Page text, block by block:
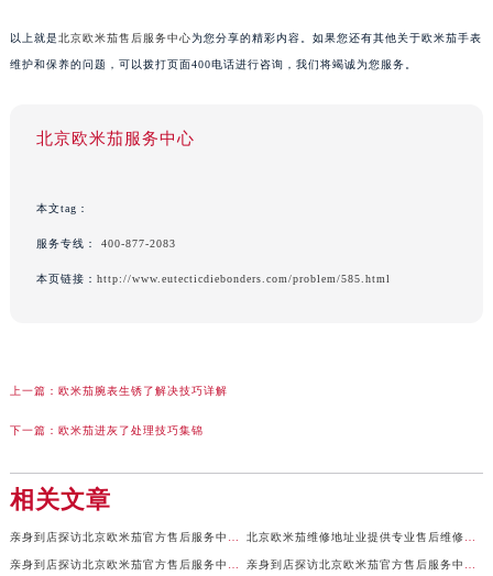
以上就是北京欧米茄售后服务中心为您分享的精彩内容。如果您还有其他关于欧米茄手表
维护和保养的问题，可以拨打页面400电话进行咨询，我们将竭诚为您服务。
北京欧米茄服务中心
本文tag：
服务专线： 400-877-2083
本页链接： http://www.eutecticdiebonders.com/problem/585.html
上一篇： 欧米茄腕表生锈了解决技巧详解
下一篇： 欧米茄进灰了处理技巧集锦
相关文章
亲身到店探访北京欧米茄官方售后服务中心｜全新地址及售后热线（2026年7月最新） 北京欧米茄维修地址业提供专业售后维修保养服务权威公示（2026年7月最新）
亲身到店探访北京欧米茄官方售后服务中心｜服务电话及详细网点地址（2026年7月最新） 亲身到店探访北京欧米茄官方售后服务中心｜官方地址及联系电话（2026年7月最新）